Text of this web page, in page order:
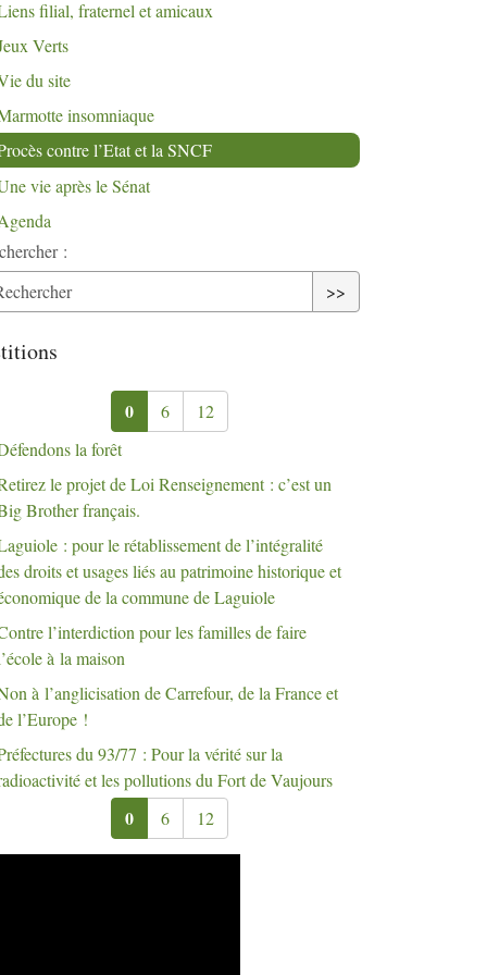
filial, fraternel et amicaux
Verts
du site
insomniaque
contre l’Etat et la SNCF
vie après le Sénat
:
>>
0 6
12
la forêt
le projet de Loi Renseignement : c’est un
Brother français.
: pour le rétablissement de l’intégralité
droits et usages liés au patrimoine historique et
de la commune de Laguiole
l’interdiction pour les familles de faire
à la maison
à l’anglicisation de Carrefour, de la France et
l’Europe !
du 93/77 : Pour la vérité sur la
et les pollutions du Fort de Vaujours
0 6 12